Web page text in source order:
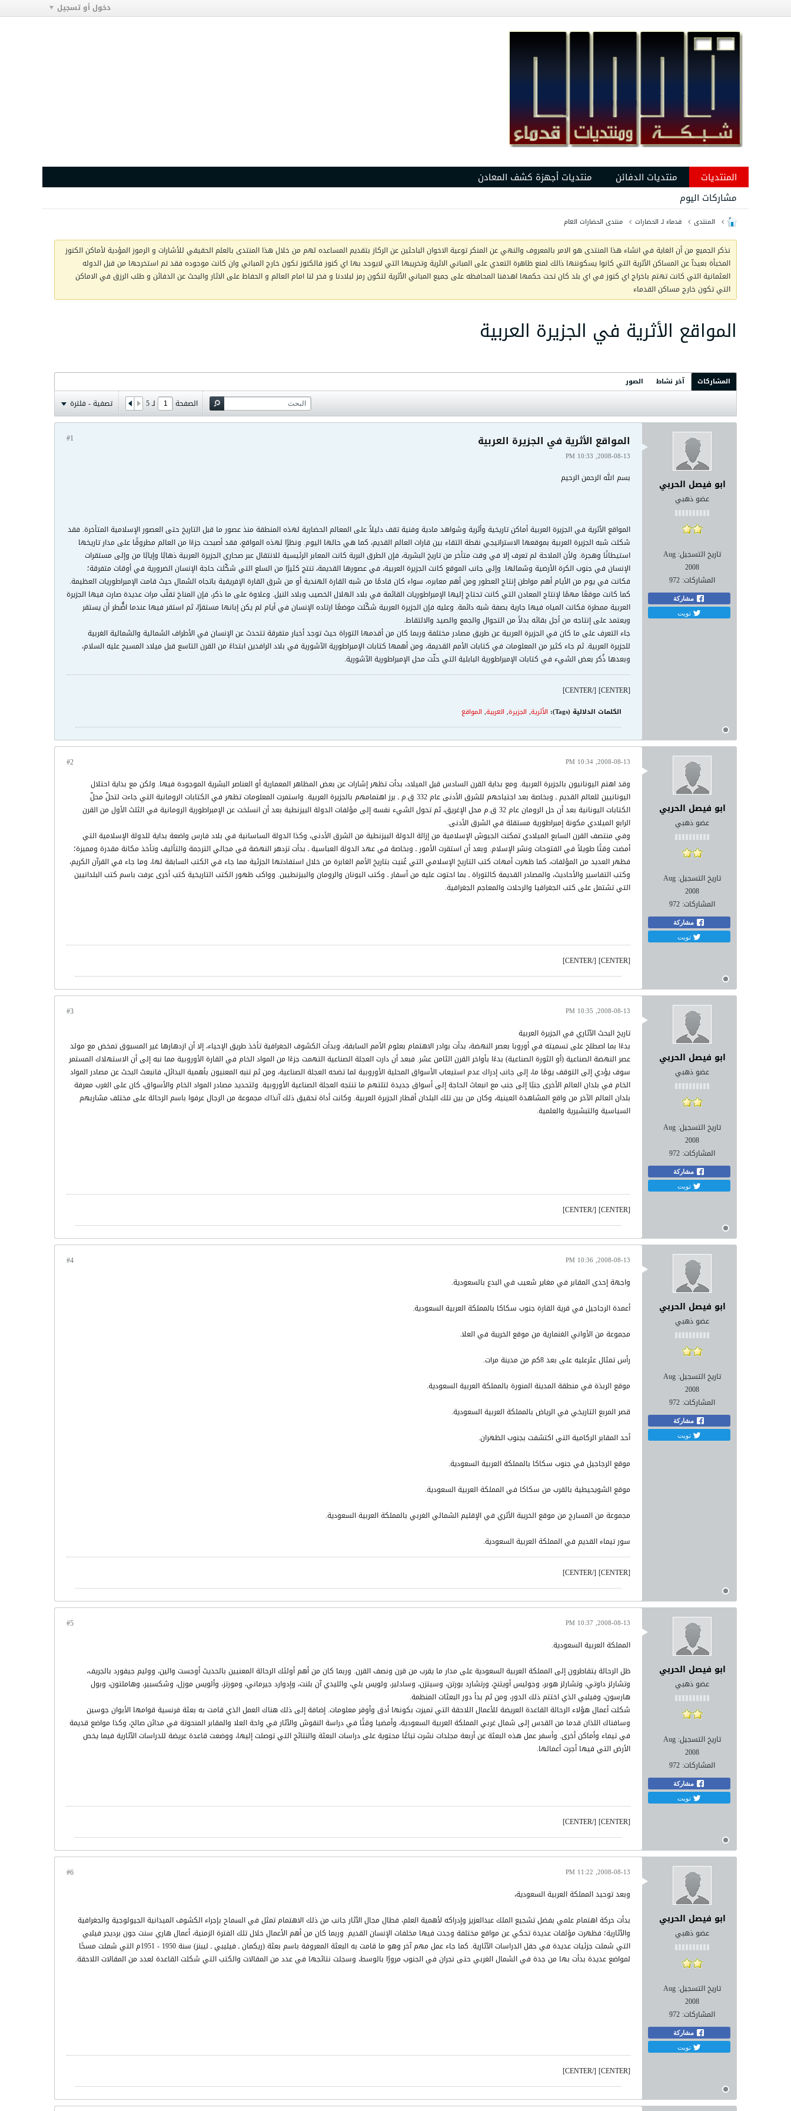
دخول أو تسجيل
المنتديات منتديات الدفائن
منتديات أجهزة كشف المعادن
مشاركات اليوم
المنتدى قدماء لـ الحضارات منتدى الحضارات العام
نذكر الجميع من أن الغاية في انشاء هذا المنتدى هو الامر بالمعروف والنهي عن المنكر توعية الاخوان الباحثين عن الركاز بتقديم المساعده لهم من خلال هذا المنتدى بالعلم الحقيقي للأشارات و الرموز المؤدية لأماكن الكنوز
المخبأة بعيدآ عن المساكن الأثرية التي كانوا يسكوننها ذالك لمنع ظاهرة التعدي على المباني الاثرية وتخريبها التي لايوجد بها اي كنوز فالكنوز تكون خارج المباني وان كانت موجوده فقد تم استخرجها من قبل الدوله
العثمانية التي كانت تهتم باخراج اي كنوز في اي بلد كان تحت حكمها اهدفنا المحافظه على جميع المباني الأثرية لتكون رمز لبلادنا و فخر لنا امام العالم و الحفاظ على الاثار والبحث عن الدفائن و طلب الرزق في الاماكن
التي تكون خارج مساكن القدماء
المواقع الأثرية في الجزيرة العربية
المشاركات آخر نشاط الصور
الصفحة لـ5 تصفية - فلترة
ابو فيصل الحربي
عضو ذهبي
تاريخ التسجيل: Aug
2008
المشاركات: 972
مشاركة
تويت
#1 المواقع الأثرية في الجزيرة العربية
2008-08-13, 10:33 PM
بسم الله الرحمن الرحيم
المواقع الأثرية في الجزيرة العربية أماكن تاريخية وأثرية وشواهد مادية وفنية تقف دليلاً على المعالم الحضارية لهذه المنطقة منذ عصور ما قبل التاريخ حتى العصور الإسلامية المتأخرة. فقد
شكلت شبه الجزيرة العربية بموقعها الاستراتيجي نقطة التقاء بين قارات العالم القديم، كما هي حالها اليوم. ونظرًا لهذه المواقع، فقد أصبحت جزءًا من العالم مطروقًا على مدار تاريخها
استيطانًا وهجرة. ولأن الملاحة لم تعرف إلا في وقت متأخر من تاريخ البشرية، فإن الطرق البرية كانت المعابر الرئيسية للانتقال عبر صحاري الجزيرة العربية ذهابًا وإيابًا من وإلى مستقرات
الإنسان في جنوب الكرة الأرضية وشمالها. وإلى جانب الموقع كانت الجزيرة العربية، في عصورها القديمة، تنتج كثيرًا من السلع التي شكّلت حاجة الإنسان الضرورية في أوقات متفرقة؛
فكانت في يوم من الأيام أهم مواطن إنتاج العطور ومن أهم معابره، سواء كان قادمًا من شبه القارة الهندية أو من شرق القارة الإفريقية باتجاه الشمال حيث قامت الإمبراطوريات العظيمة.
كما كانت موقعًا مهمًا لإنتاج المعادن التي كانت تحتاج إليها الإمبراطوريات القائمة في بلاد الهلال الخصيب وبلاد النيل. وعلاوة على ما ذكر، فإن المناخ تقلّب مرات عديدة صارت فيها الجزيرة
العربية ممطرة فكانت المياه فيها جارية بصفة شبه دائمة. وعليه فإن الجزيرة العربية شكّلت موضعًا ارتاده الإنسان في أيام لم يكن إبانها مستقرًا، ثم استقر فيها عندما اضُّطر أن يستقر
ويعتمد على إنتاجه من أجل بقائه بدلاً من التجوال والجمع والصيد والالتقاط.
جاء التعرف على ما كان في الجزيرة العربية عن طريق مصادر مختلفة وربما كان من أقدمها التوراة حيث توجد أخبار متفرقة تتحدث عن الإنسان في الأطراف الشمالية والشمالية الغربية
للجزيرة العربية. ثم جاء كثير من المعلومات في كتابات الأمم القديمة، ومن أهمها كتابات الإمبراطورية الآشورية في بلاد الرافدين ابتداءً من القرن التاسع قبل ميلاد المسيح عليه السلام،
وبعدها ذُكر بعض الشيء في كتابات الإمبراطورية البابلية التي حلّت محل الإمبراطورية الآشورية.
[CENTER] [/CENTER]
الكلمات الدلالية (Tags): الأثرية, الجزيرة, العربية, المواقع
ابو فيصل الحربي
عضو ذهبي
تاريخ التسجيل: Aug
2008
المشاركات: 972
مشاركة
تويت
#2 2008-08-13, 10:34 PM
وقد اهتم اليونانيون بالجزيرة العربية. ومع بداية القرن السادس قبل الميلاد، بدأت تظهر إشارات عن بعض المظاهر المعمارية أو العناصر البشرية الموجودة فيها. ولكن مع بداية احتلال
اليونانيين للعالم القديم ـ وبخاصة بعد اجتياحهم للشرق الأدنى عام 332 ق.م ـ برز اهتمامهم بالجزيرة العربية. واستمرت المعلومات تظهر في الكتابات الرومانية التي جاءت لتحلّ محلّ
الكتابات اليونانية بعد أن حل الرومان عام 32 ق.م محل الإغريق، ثم تحول الشيء نفسه إلى مؤلفات الدولة البيزنطية بعد أن انسلخت عن الإمبراطورية الرومانية في الثلث الأول من القرن
الرابع الميلادي مكونة إمبراطورية مستقلة في الشرق الأدنى.
وفي منتصف القرن السابع الميلادي تمكنت الجيوش الإسلامية من إزالة الدولة البيزنطية من الشرق الأدنى، وكذا الدولة الساسانية في بلاد فارس واضعة بداية للدولة الإسلامية التي
أمضت وقتًا طويلاً في الفتوحات ونشر الإسلام. وبعد أن استقرت الأمور ـ وبخاصة في عهد الدولة العباسية ـ بدأت تزدهر النهضة في مجالي الترجمة والتأليف وتأخذ مكانة مقدرة ومميزة؛
فظهر العديد من المؤلفات، كما ظهرت أمهات كتب التاريخ الإسلامي التي عُنيت بتاريخ الأمم الغابرة من خلال استفادتها الجزئية مما جاء في الكتب السابقة لها، وما جاء في القرآن الكريم،
وكتب التفاسير والأحاديث، والمصادر القديمة كالتوراة ـ بما احتوت عليه من أسفار ـ وكتب اليونان والرومان والبيزنطيين. وواكب ظهور الكتب التاريخية كتب أخرى عرفت باسم كتب البلدانيين
التي تشتمل على كتب الجغرافيا والرحلات والمعاجم الجغرافية.
[CENTER] [/CENTER]
ابو فيصل الحربي
عضو ذهبي
تاريخ التسجيل: Aug
2008
المشاركات: 972
مشاركة
تويت
#3 2008-08-13, 10:35 PM
تاريخ البحث الآثاري في الجزيرة العربية
بدءًا بما اصطلح على تسميته في أوروبا بعصر النهضة، بدأت بوادر الاهتمام بعلوم الأمم السابقة، وبدأت الكشوف الجغرافية تأخذ طريق الإحياء، إلا أن ازدهارها غير المسبوق تمخض مع مولد
عصر النهضة الصناعية (أو الثورة الصناعية) بدءًا بأواخر القرن الثامن عشر. فبعد أن دارت العجلة الصناعية التهمت جزءًا من المواد الخام في القارة الأوروبية مما نبه إلى أن الاستهلاك المستمر
سوف يؤدي إلى التوقف يومًا ما، إلى جانب إدراك عدم استيعاب الأسواق المحلية الأوروبية لما تضخه العجلة الصناعية، ومن ثم تنبه المعنيون بأهمية البدائل، فانبعث البحث عن مصادر المواد
الخام في بلدان العالم الأخرى جنبًا إلى جنب مع انبعاث الحاجة إلى أسواق جديدة لتلتهم ما تنتجه العجلة الصناعية الأوروبية. ولتحديد مصادر المواد الخام والأسواق، كان على الغرب معرفة
بلدان العالم الآخر من واقع المشاهدة العينية، وكان من بين تلك البلدان أقطار الجزيرة العربية. وكانت أداة تحقيق ذلك آنذاك مجموعة من الرجال عرفوا باسم الرحالة على مختلف مشاربهم
السياسية والتبشيرية والعلمية.
[CENTER] [/CENTER]
ابو فيصل الحربي
عضو ذهبي
تاريخ التسجيل: Aug
2008
المشاركات: 972
مشاركة
تويت
#4 2008-08-13, 10:36 PM
واجهة إحدى المقابر في مغاير شعيب في البدع بالسعودية.
أعمدة الرجاجيل في قرية القارة جنوب سكاكا بالمملكة العربية السعودية.
مجموعة من الأواني الغنمارية من موقع الخريبة في العلا.
رأس تمثال عثرعليه على بعد 8كم من مدينة مرات.
موقع الربذة في منطقة المدينة المنورة بالمملكة العربية السعودية.
قصر المربع التاريخي في الرياض بالمملكة العربية السعودية.
أحد المقابر الركامية التي اكتشفت بجنوب الظهران.
موقع الرجاجيل في جنوب سكاكا بالمملكة العربية السعودية.
موقع الشويحيطية بالقرب من سكاكا في المملكة العربية السعودية.
مجموعة من المسارج من موقع الخريبة الأثري في الإقليم الشمالي الغربي بالمملكة العربية السعودية.
سور تيماء القديم في المملكة العربية السعودية.
[CENTER] [/CENTER]
ابو فيصل الحربي
عضو ذهبي
تاريخ التسجيل: Aug
2008
المشاركات: 972
مشاركة
تويت
#5 2008-08-13, 10:37 PM
المملكة العربية السعودية.
ظل الرحالة يتقاطرون إلى المملكة العربية السعودية على مدار ما يقرب من قرن ونصف القرن. وربما كان من أهم أولئك الرحالة المعنيين بالحديث أوجست والين، ووليم جيفورد بالجريف،
وتشارلز داوتي، وتشارلز هوبر، وجوليس أويتنج، ورتشارد بورتن، وسيتزن، وسادلير، ولويس بلي، والليدي آن بلنت، وإدوارد جيرماني، ومورتز، وألويس موزل، وشكسبير، وهاملتون، وبول
هارسون، وفيلبي الذي اختتم ذلك الدور، ومن ثم بدأ دور البعثات المنظمة.
شكلت أعمال هؤلاء الرحالة القاعدة العريضة للأعمال اللاحقة التي تميزت بكونها أدق وأوفر معلومات. إضافة إلى ذلك هناك العمل الذي قامت به بعثة فرنسية قوامها الأبوان جوسين
وسافناك اللذان قدما من القدس إلى شمال غربي المملكة العربية السعودية، وأمضيا وقتًا في دراسة النقوش والآثار في واحة العلا والمقابر المنحوتة في مدائن صالح، وكذا مواضع قديمة
في تيماء وأماكن أخرى. وأسفر عمل هذه البعثة عن أربعة مجلدات نشرت تباعًا محتوية على دراسات البعثة والنتائج التي توصلت إليها، ووضعت قاعدة عريضة للدراسات الآثارية فيما يخص
الأرض التي فيها أجرت أعمالها.
[CENTER] [/CENTER]
ابو فيصل الحربي
عضو ذهبي
تاريخ التسجيل: Aug
2008
المشاركات: 972
مشاركة
تويت
#6 2008-08-13, 11:22 PM
وبعد توحيد المملكة العربية السعودية،
بدأت حركة اهتمام علمي بفضل تشجيع الملك عبدالعزيز وإدراكه لأهمية العلم، فطال مجال الآثار جانب من ذلك الاهتمام تمثل في السماح بإجراء الكشوف الميدانية الجيولوجية والجغرافية
والآثارية؛ فظهرت مؤلفات عديدة تحكي عن مواقع مختلفة وجدت فيها مخلفات الإنسان القديم. وربما كان من أهم الأعمال خلال تلك الفترة الزمنية، أعمال هاري سنت جون برديجر فيلبي
التي شملت جزئيات عديدة في حقل الدراسات الآثارية. كما جاء عمل مهم آخر وهو ما قامت به البعثة المعروفة باسم بعثة (ريكمان ـ فيليبي ـ ليبنز) سنة 1950 - 1951م التي شملت مسحًا
لمواضع عديدة بدأت بها من جدة في الشمال الغربي حتى نجران في الجنوب مرورًا بالوسط، وسجلت نتائجها في عدد من المقالات والكتب التي شكلت القاعدة لعدد من المقالات اللاحقة.
[CENTER] [/CENTER]